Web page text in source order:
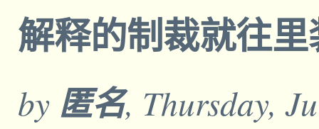
解释的制裁就往
by 匿名, Thursday,